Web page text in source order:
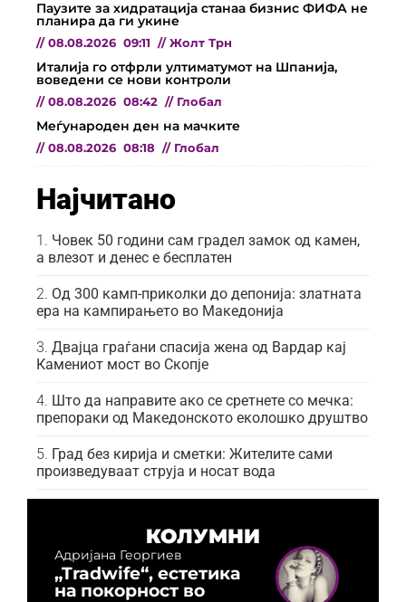
Паузите за хидратација станаа бизнис ФИФА не
планира да ги укине
// 08.08.2026 09:11 // Жолт Трн
Италија го отфрли ултиматумот на Шпанија,
воведени се нови контроли
// 08.08.2026 08:42 // Глобал
Меѓународен ден на мачките
// 08.08.2026 08:18 // Глобал
Најчитано
Човек 50 години сам градел замок од камен,
а влезот и денес е бесплатен
Од 300 камп-приколки до депонија: златната
ера на кампирањето во Македонија
Двајца граѓани спасија жена од Вардар кај
Камениот мост во Скопје
Што да направите ако се сретнете со мечка:
препораки од Македонското еколошко друштво
Град без кирија и сметки: Жителите сами
произведуваат струја и носат вода
КОЛУМНИ
Адријана Георгиев
„Tradwife“, естетика
на покорност во